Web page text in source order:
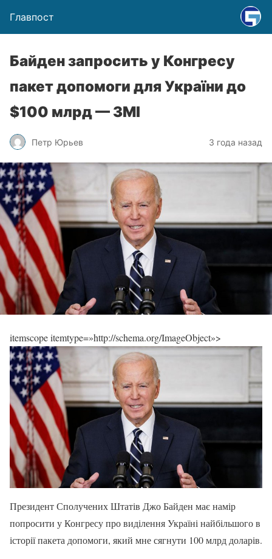
Главпост
Байден запросить у Конгресу
пакет допомоги для України до
$100 млрд — ЗМІ
Петр Юрьев 3 года назад
itemscope itemtype=»http://schema.org/ImageObject»>
Президент Сполучених Штатів Джо Байден має намір
попросити у Конгресу про виділення Україні найбільшого в
історії пакета допомоги, який мне сягнути 100 млрд доларів.